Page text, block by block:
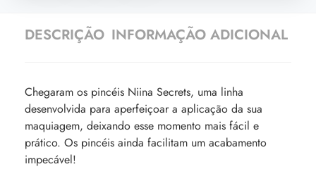
DESCRIÇÃO INFORMAÇÃO ADICIONAL
Chegaram os pincéis Niina Secrets, uma linha
desenvolvida para aperfeiçoar a aplicação da sua
maquiagem, deixando esse momento mais fácil e
prático. Os pincéis ainda facilitam um acabamento
impecável!